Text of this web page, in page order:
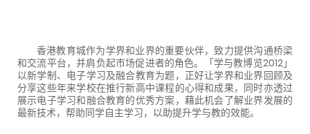
香港教育城作为学界和业界的重要伙伴，致力提供沟通桥梁
和交流平台，并肩负起巿场促进者的角色。「学与教博览2012」
以新学制、电子学习及融合教育为题，正好让学界和业界回顾及
分享这些年来学校在推行新高中课程的心得和成果，同时亦透过
展示电子学习和融合教育的优秀方案，藉此机会了解业界发展的
最新技术，帮助同学自主学习，以助提升学与教的效能。